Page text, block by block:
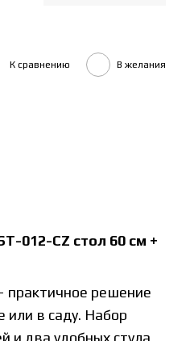
К сравнению В желания
012-CZ стол 60 см +
практичное решение
или в саду. Набор